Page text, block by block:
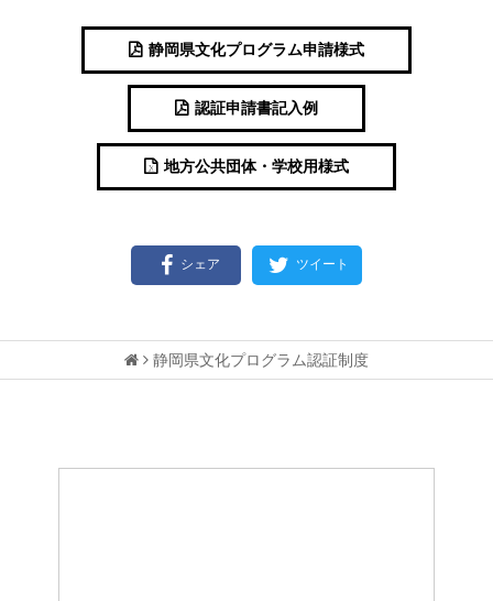
静岡県文化プログラム申請様式
認証申請書記入例
地方公共団体・学校用様式
シェア ツイート
静岡県文化プログラム認証制度